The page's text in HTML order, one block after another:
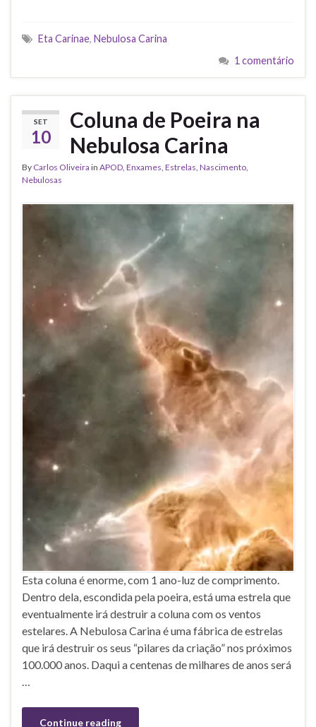
Eta Carinae, Nebulosa Carina
1 comentário
SET
10
Coluna de Poeira na
Nebulosa Carina
By Carlos Oliveira in APOD Enxames Estrelas Nascimento
Nebulosas
Esta coluna é enorme, com 1 ano-luz de comprimento.
Dentro dela, escondida pela poeira, está uma estrela que
eventualmente irá destruir a coluna com os ventos
estelares. A Nebulosa Carina é uma fábrica de estrelas
que irá destruir os seus “pilares da criação” nos próximos
100.000 anos. Daqui a centenas de milhares de anos será
Continue reading